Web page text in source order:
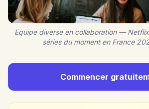
Equipe diverse en collaboration —
séries du moment en France
Commencer